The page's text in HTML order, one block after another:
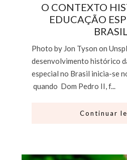
O CONTEXTO
EDUCAÇÃO
BRASIL
Photo by Jon Tyson on
desenvolvimento histórico
especial no Brasil inicia-se
quando Dom Pedro II, f...
Continuar